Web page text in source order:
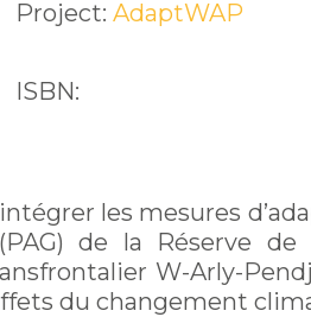
Project: AdaptWAP
ISBN:
les mesures
de la Réserve de
W-Arly-
du changement